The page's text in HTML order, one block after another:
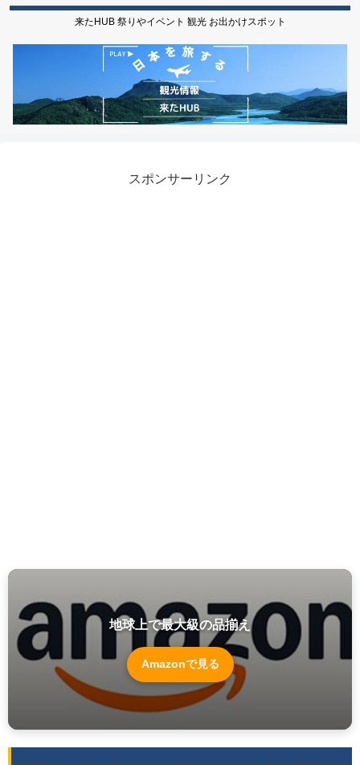
来たHUB 祭りやイベント 観光 お出かけスポット
スポンサーリンク
地球上で最大級の品揃え
Amazonで見る